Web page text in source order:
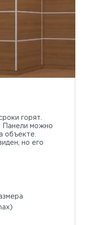
горят.
Панели можно
объекте.
но его